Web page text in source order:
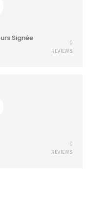
Signée
0
REVIEWS
0
REVIEWS